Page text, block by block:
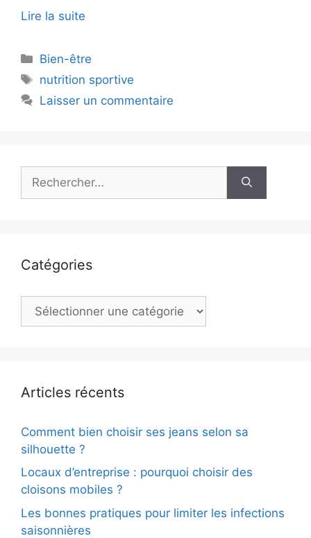
Lire la suite
Catégories
Bien-être
Étiquettes
nutrition sportive
Laisser un commentaire
Catégories
Catégories
Articles récents
Comment bien choisir ses jeans selon sa
silhouette ?
Locaux d’entreprise : pourquoi choisir des
cloisons mobiles ?
Les bonnes pratiques pour limiter les infections
saisonnières